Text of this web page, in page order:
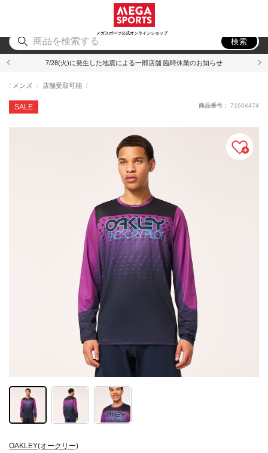
メガスポーツ公式オンラインショップ
アウトドア
検索
7/28(火)に発生した地震による一部店舗 臨時休業のお知らせ
OAKLEY(オークリー)
SALE
メンズ 店舗受取可能
商品番号： 71604474